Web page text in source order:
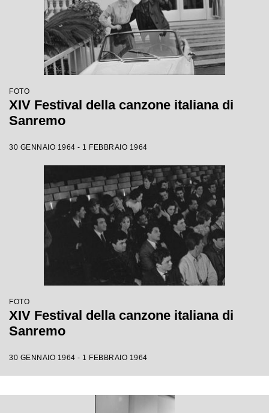
FOTO
XIV Festival della canzone italiana di
Sanremo
30 GENNAIO 1964 - 1 FEBBRAIO 1964
FOTO
XIV Festival della canzone italiana di
Sanremo
30 GENNAIO 1964 - 1 FEBBRAIO 1964